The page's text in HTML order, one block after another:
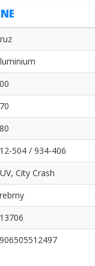
504 / 934-406
City Crash